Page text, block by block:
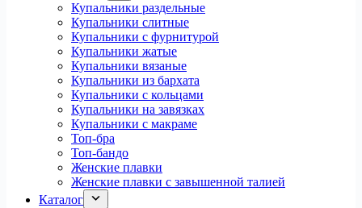
Купальники раздельные
Купальники слитные
Купальники с фурнитурой
Купальники жатые
Купальники вязаные
Купальники из бархата
Купальники с кольцами
Купальники на завязках
Купальники с макраме
Топ-бра
Топ-бандо
Женские плавки
Женские плавки с завышенной талией
Каталог